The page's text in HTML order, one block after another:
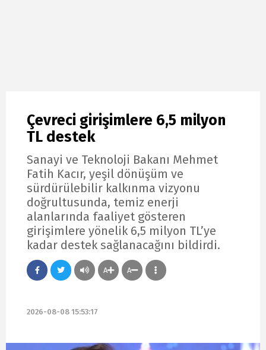
Çevreci girişimlere 6,5 milyon
TL destek
Sanayi ve Teknoloji Bakanı Mehmet
Fatih Kacır, yeşil dönüşüm ve
sürdürülebilir kalkınma vizyonu
doğrultusunda, temiz enerji
alanlarında faaliyet gösteren
girişimlere yönelik 6,5 milyon TL’ye
kadar destek sağlanacağını bildirdi.
A A
2026-08-08 15:53:17